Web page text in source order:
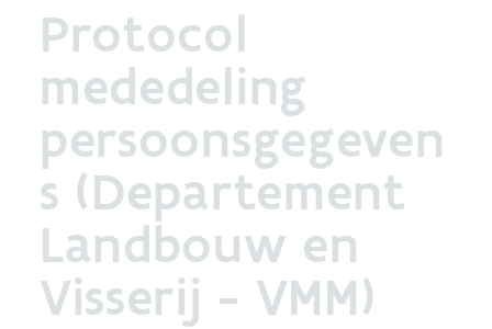
Protocol
mededeling
persoonsgegeven
s (Departement
Landbouw en
Visserij - VMM)